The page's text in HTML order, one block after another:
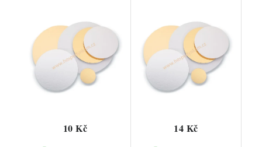
10 Kč 14 Kč